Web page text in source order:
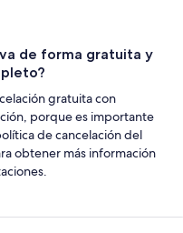
de forma gratuita y
gratuita con
porque es importante
de cancelación del
obtener más información